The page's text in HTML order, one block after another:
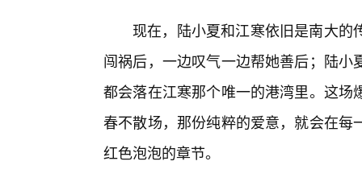
现在，陆小夏和江寒依旧是南大的
闯祸后，一边叹气一边帮她善后；陆
都会落在江寒那个唯一的港湾里。这
春不散场，那份纯粹的爱意，就会在
红色泡泡的章节。